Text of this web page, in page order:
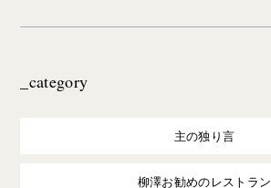
_category
主の独り言
柳澤お勧めのレストラン